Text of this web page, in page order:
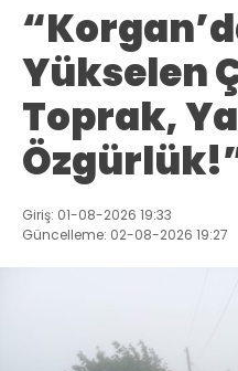
Yükselen
Toprak,
Giriş: 01-08-2026 19:33
Güncelleme: 02-08-2026 19:27